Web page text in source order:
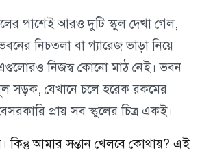
পাশেই আরও দুটি স্কুল দেখা গেল,
নিচতলা বা গ্যারেজ ভাড়া নিয়ে
নিজস্ব কোনো মাঠ নেই। ভবন
সড়ক, যেখানে চলে হরেক রকমের
প্রায় সব স্কুলের চিত্র একই।
কিন্তু আমার সন্তান খেলবে কোথায়? এই